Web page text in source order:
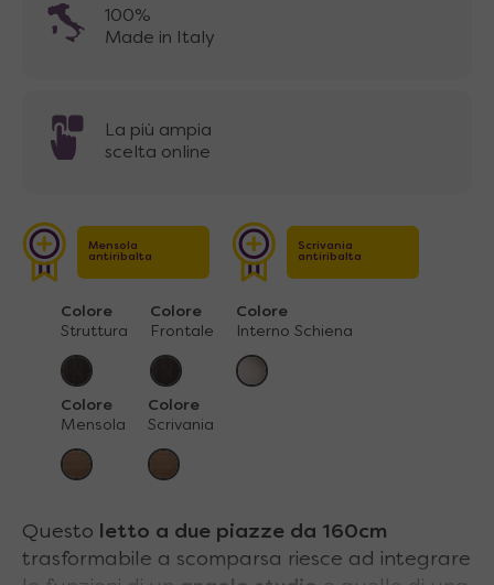
100%
Made in Italy
La più ampia
scelta online
Mensola
antiribalta
Scrivania
antiribalta
Colore
Struttura
Colore
Frontale
Colore
Interno Schiena
Colore
Mensola
Colore
Scrivania
Questo
letto a due piazze da 160cm
trasformabile a scomparsa riesce ad integrare